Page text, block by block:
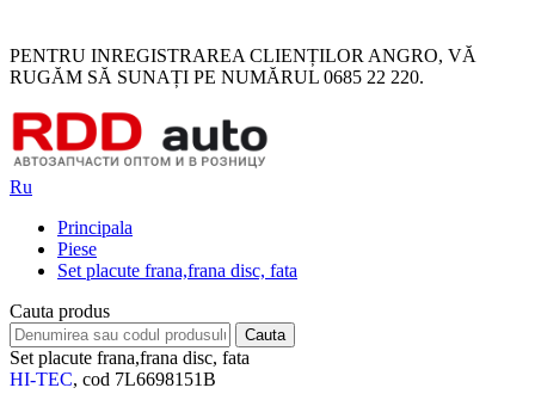
PENTRU INREGISTRAREA CLIENȚILOR ANGRO, VĂ
RUGĂM SĂ SUNAȚI PE NUMĂRUL 0685 22 220.
Ru
Principala
Piese
Set placute frana,frana disc, fata
Cauta produs
Set placute frana,frana disc, fata
HI-TEC, cod 7L6698151B